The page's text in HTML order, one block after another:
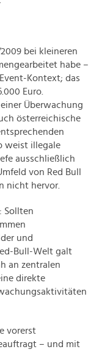
bei kleineren
habe –
Kontext; das
Euro.
Überwachung
österreichische
weist illegale
ausschließlich
von Red Bull
nicht hervor.
Sollten
und
Bull-Welt galt
an zentralen
direkte
vorerst
– und mit